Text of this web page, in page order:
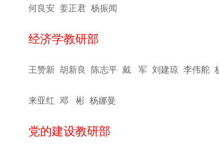
何良安 姜正君 杨振闻
经济学教研部
王赞新 胡新良 陈志平 戴 军 刘建琼 李伟舵
来亚红 邓 彬 杨娜曼
党的建设教研部